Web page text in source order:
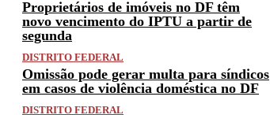
Proprietários de imóveis no DF têm
novo vencimento do IPTU a partir de
segunda
DISTRITO FEDERAL
Omissão pode gerar multa para síndicos
em casos de violência doméstica no DF
DISTRITO FEDERAL